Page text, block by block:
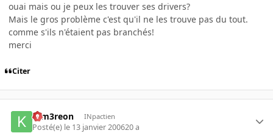
ouai mais ou je peux les trouver ses drivers?
Mais le gros problème c'est qu'il ne les trouve pas du tout.
comme s'ils n'étaient pas branchés!
merci
Citer
K-m3reon INpactien
Posté(e) le 13 janvier 200620 a